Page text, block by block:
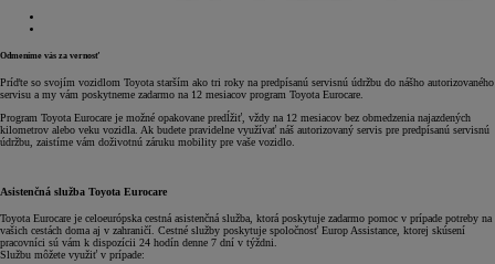
Odmeníme vás za vernosť
Príďte so svojím vozidlom Toyota starším ako tri roky na predpísanú servisnú údržbu do nášho autorizovaného
servisu a my vám poskytneme zadarmo na 12 mesiacov program Toyota Eurocare.
Program Toyota Eurocare je možné opakovane predĺžiť, vždy na 12 mesiacov bez obmedzenia najazdených
kilometrov alebo veku vozidla. Ak budete pravidelne využívať náš autorizovaný servis pre predpísanú servisnú
údržbu, zaistíme vám doživotnú záruku mobility pre vaše vozidlo.
Asistenčná služba Toyota Eurocare
Toyota Eurocare je celoeurópska cestná asistenčná služba, ktorá poskytuje zadarmo pomoc v prípade potreby na
vašich cestách doma aj v zahraničí. Cestné služby poskytuje spoločnosť Europ Assistance, ktorej skúsení
pracovníci sú vám k dispozícii 24 hodín denne 7 dní v týždni.
Službu môžete využiť v prípade: